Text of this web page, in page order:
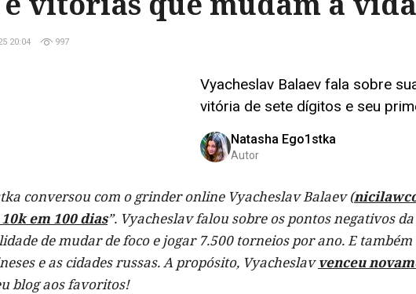
20:04 997
Vyacheslav Balaev fala sobre
vitória de sete dígitos e seu
Natasha Ego1stka
Autor
conversou com o grinder online Vyacheslav Balaev (
em 100 dias”. Vyacheslav falou sobre os pontos negativos
de mudar de foco e jogar 7.500 torneios por ano. E
e as cidades russas. A propósito, Vyacheslavvenceu
blog aos favoritos!